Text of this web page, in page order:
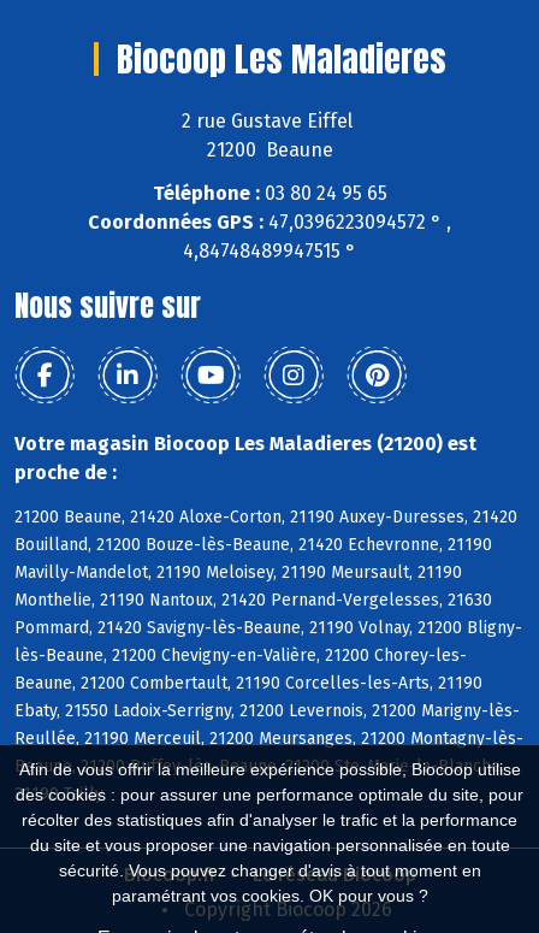
Afin de vous offrir la meilleure expérience possible, Biocoop utilise
des cookies : pour assurer une performance optimale du site, pour
récolter des statistiques afin d'analyser le trafic et la performance
du site et vous proposer une navigation personnalisée en toute
sécurité. Vous pouvez changer d'avis à tout moment en
paramétrant vos cookies. OK pour vous ?
Biocoop Les Maladieres
2 rue Gustave Eiffel
21200 Beaune
Téléphone :03 80 24 95 65
Coordonnées GPS : 47,0396223094572 ° ,
4,84748489947515 °
Nous suivre sur
Votre magasin Biocoop Les Maladieres (21200) est
proche de :
21200 Beaune, 21420 Aloxe-Corton, 21190 Auxey-Duresses, 21420
Bouilland, 21200 Bouze-lès-Beaune, 21420 Echevronne, 21190
Mavilly-Mandelot, 21190 Meloisey, 21190 Meursault, 21190
Monthelie, 21190 Nantoux, 21420 Pernand-Vergelesses, 21630
Pommard, 21420 Savigny-lès-Beaune, 21190 Volnay, 21200 Bligny-
lès-Beaune, 21200 Chevigny-en-Valière, 21200 Chorey-les-
Beaune, 21200 Combertault, 21190 Corcelles-les-Arts, 21190
Ebaty, 21550 Ladoix-Serrigny, 21200 Levernois, 21200 Marigny-lès-
Reullée, 21190 Merceuil, 21200 Meursanges, 21200 Montagny-lès-
Beaune, 21200 Ruffey-lès-Beaune, 21200 Ste-Marie-la-Blanche,
21190 Tailly
Biocoop.fr
Le réseau Biocoop
Copyright Biocoop 2026